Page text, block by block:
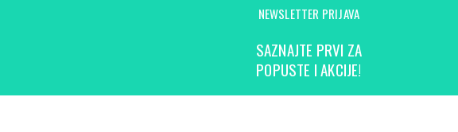
NEWSLETTER PRIJAVA
SAZNAJTE PRVI ZA
POPUSTE I AKCIJE!